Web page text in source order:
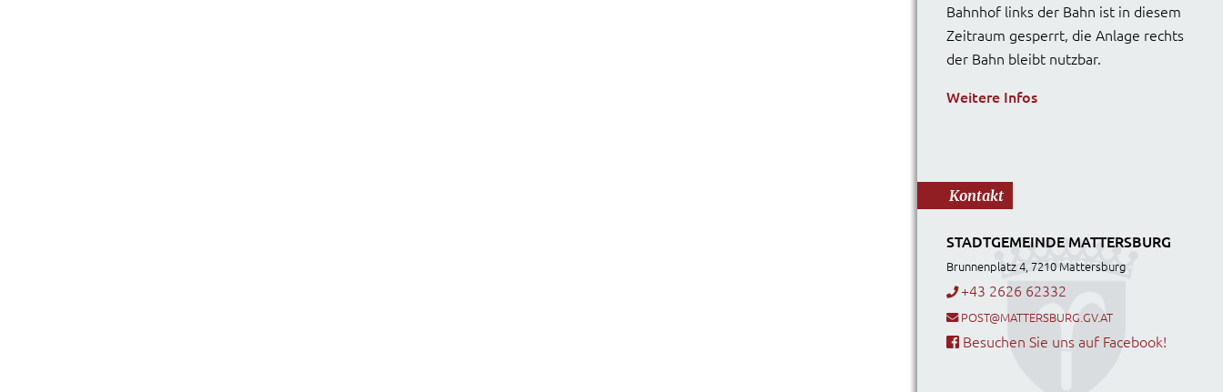
Bahnhof links der Bahn ist in diesem
Zeitraum gesperrt, die Anlage rechts
der Bahn bleibt nutzbar.
Weitere Infos
Kontakt
STADTGEMEINDE MATTERSBURG
Brunnenplatz 4, 7210 Mattersburg
+43 2626 62332
POST@MATTERSBURG.GV.AT
Besuchen Sie uns auf Facebook!